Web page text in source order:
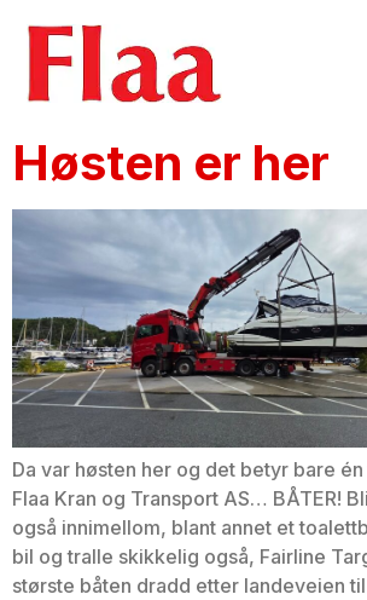
Høsten er her
Da var høsten her og det betyr bare
Flaa Kran og Transport AS… BÅTER!
også innimellom, blant annet et
bil og tralle skikkelig også, Fairline
største båten dradd etter landeveien til